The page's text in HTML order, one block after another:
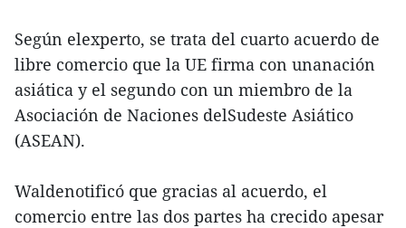
Según elexperto, se trata del cuarto acuerdo de
libre comercio que la UE firma con unanación
asiática y el segundo con un miembro de la
Asociación de Naciones delSudeste Asiático
(ASEAN).
Waldenotificó que gracias al acuerdo, el
comercio entre las dos partes ha crecido apesar